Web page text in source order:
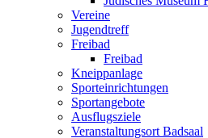
Vereine
Jugendtreff
Freibad
Freibad
Kneippanlage
Sporteinrichtungen
Sportangebote
Ausflugsziele
Veranstaltungsort Badsaal